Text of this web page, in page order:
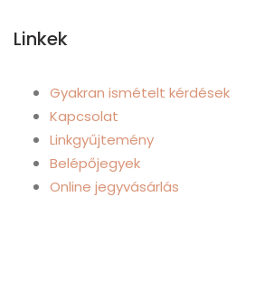
Linkek
Gyakran ismételt kérdések
Kapcsolat
Linkgyűjtemény
Belépőjegyek
Online jegyvásárlás